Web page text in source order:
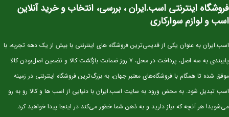
کره‌های این نژاد از همان سنین کم، قدرت، هوش و تعادل فوق‌العاده‌ای نشان می‌دهند.
⭐ مشخصات کلی
سن:۲.۵ سال
نژاد:KWPN اصیل (خط خونی معتبر و قابل استعلام)
کاربری آتی: پرش، مسابقات جوان‌ها، تربیت پایه
وضعیت:وارداتی، دوسَر (پدر و مادر خارجی)، سلامت کامل
خلق‌وخو:آرام، باهوش، اجتماعی و آموزش‌پذیر
فروشگاه اینترنتی اسب.ایران ، بررسی، انتخاب و خرید آنلاین
اسب و لوازم سوارکاری
اسب.ایران به عنوان یکی از قدیمی‌ترین فروشگاه های اینترنتی با بیش از یک دهه تجربه، با
پایبندی به سه اصل، پرداخت در محل، ۷ روز ضمانت بازگشت کالا و تضمین اصل‌بودن کالا
موفق شده تا همگام با فروشگاه‌های معتبر جهان، به بزرگ‌ترین فروشگاه اینترنتی در زمینه
اسب تبدیل شود. به محض ورود به سایت اسب.ایران با دنیایی از اسب ها و کالا رو به رو
می‌شوید! هر آنچه که نیاز دارید و به ذهن شما خطور می‌کند در اینجا پیدا خواهید کرد.